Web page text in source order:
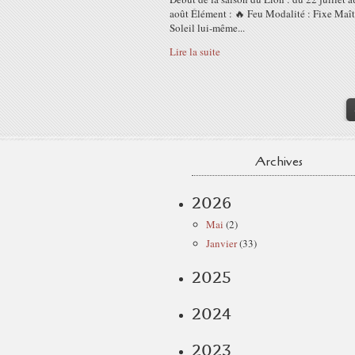
août Élément : 🔥 Feu Modalité : Fixe
Soleil lui-même...
Lire la suite
Archives
2026
Mai (2)
Janvier(33)
2025
2024
2023